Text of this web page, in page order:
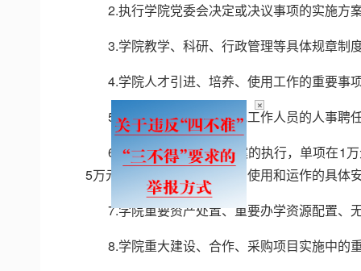
2.执行学院党委会决定或决议事项的实施方
3.学院教学、科研、行政管理等具体规章制
4.学院人才引进、培养、使用工作的重要事
5.学院教师以及内部其他工作人员的人事聘
6.学院年度财务预算方案的执行，单项在1
5万元）的预算外资金调动、使用和运作的具体
7.学院重要资产处置、重要办学资源配置、
8.学院重大建设、合作、采购项目实施中的
×